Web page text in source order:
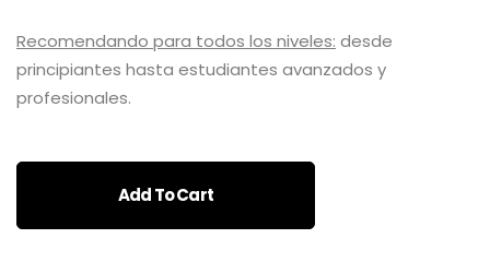
Recomendando para todos los niveles: desde
principiantes hasta estudiantes avanzados y
profesionales.
Add To Cart